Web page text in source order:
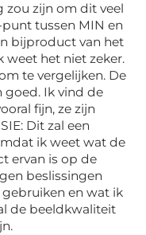
zijn om dit veel
tussen MIN en
bijproduct van het
weet het niet zeker.
te vergelijken. De
goed. Ik vind de
fijn, ze zijn
Dit zal een
ik weet wat de
ervan is op de
beslissingen
en wat ik
de beeldkwaliteit